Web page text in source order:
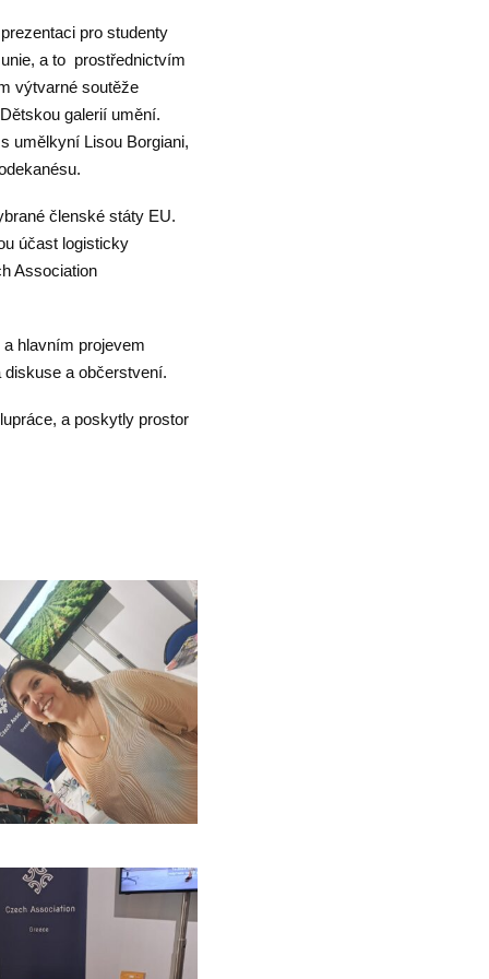
pro studenty
a to prostřednictvím
výtvarné soutěže
galerií umění.
umělkyní Lisou Borgiani,
členské státy EU.
účast logisticky
Association
hlavním projevem
a občerstvení.
a poskytly prostor